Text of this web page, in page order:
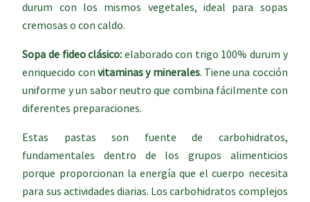
durum con los mismos vegetales, ideal para sopas
cremosas o con caldo.
Sopa de fideo clásico: elaborado con trigo 100% durum y
enriquecido convitaminas y minerales. Tiene una cocción
uniforme y un sabor neutro que combina fácilmente con
diferentes preparaciones.
Estas pastas son fuente de carbohidratos,
fundamentales dentro de los grupos alimenticios
porque proporcionan la energía que el cuerpo necesita
para sus actividades diarias. Los carbohidratos complejos